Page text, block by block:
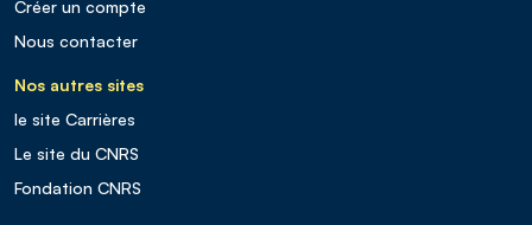
Créer un compte
Nous contacter
Nos autres sites
le site Carrières
Le site du CNRS
Fondation CNRS